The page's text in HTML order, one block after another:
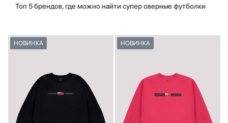
Топ 5 брендов, где можно найти супер оверные футболки
НОВИНКА НОВИНКА